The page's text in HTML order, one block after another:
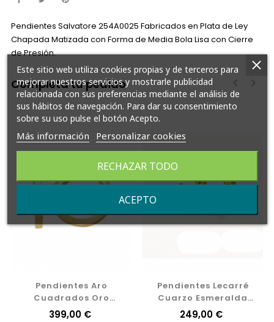
Pendientes Salvatore 254A0025 Fabricados en Plata de Ley
Chapada Matizada con Forma de Media Bola Lisa con Cierre
de Presión.
Completa tu pedido
Pendientes Aro
Cuadrados Oro
Amarillo
Precio
399,00 €
Pendientes Lecarré
Cuarzo Esmeralda
GB117OA
Precio
249,00 €
‹
Este sitio web utiliza cookies propias y de terceros para
mejorar nuestros servicios y mostrarle publicidad
relacionada con sus preferencias mediante el análisis de
sus hábitos de navegación. Para dar su consentimiento
sobre su uso pulse el botón Acepto.
Más información Personalizar cookies
RECHAZAR TODO
ACEPTO